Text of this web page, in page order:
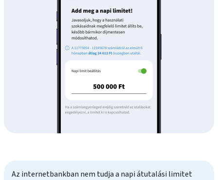
Az internetbankban nem tudja a napi átutalási limitet